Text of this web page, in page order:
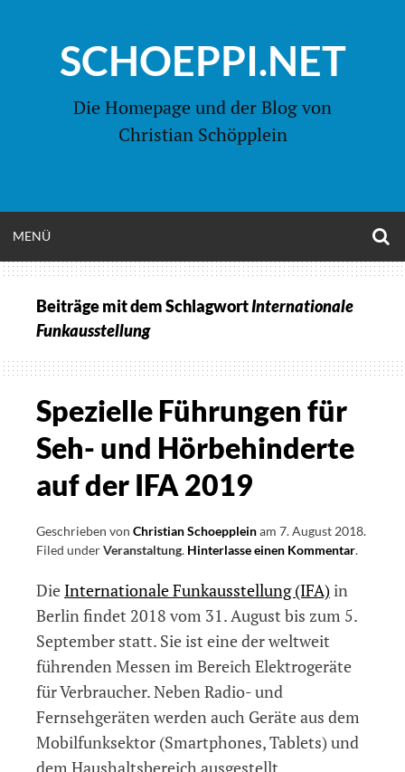
springenSCHOEPPI.NET
Die Homepage und der Blog von
Christian Schöpplein
MENÜ
Beiträge mit dem SchlagwortInternationale
Funkausstellung
Spezielle Führungen für
Seh- und Hörbehinderte
auf der IFA 2019
Geschrieben von Christian Schoeppleinam 7. August 2018.
Filed underVeranstaltung. Hinterlasse einen Kommentaron
Seh-
IFA
2019
.
Die Internationale Funkausstellung (IFA) in
Berlin findet 2018 vom 31. August bis zum 5.
September statt. Sie ist eine der weltweit
führenden Messen im Bereich Elektrogeräte
für Verbraucher. Neben Radio- und
Fernsehgeräten werden auch Geräte aus dem
Mobilfunksektor (Smartphones, Tablets) und
dem Haushaltsbereich ausgestellt.